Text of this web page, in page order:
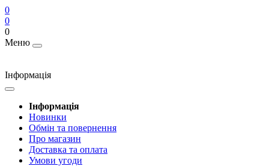
0
0
0
Меню
Інформація
Інформація
Новинки
Обмін та повернення
Про магазин
Доставка та оплата
Умови угоди